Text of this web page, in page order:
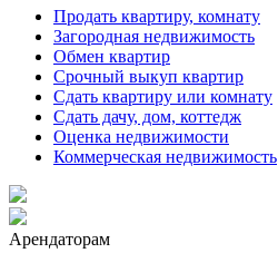
Продать квартиру, комнату
Загородная недвижимость
Обмен квартир
Срочный выкуп квартир
Сдать квартиру или комнату
Сдать дачу, дом, коттедж
Оценка недвижимости
Коммерческая недвижимость
Арендаторам